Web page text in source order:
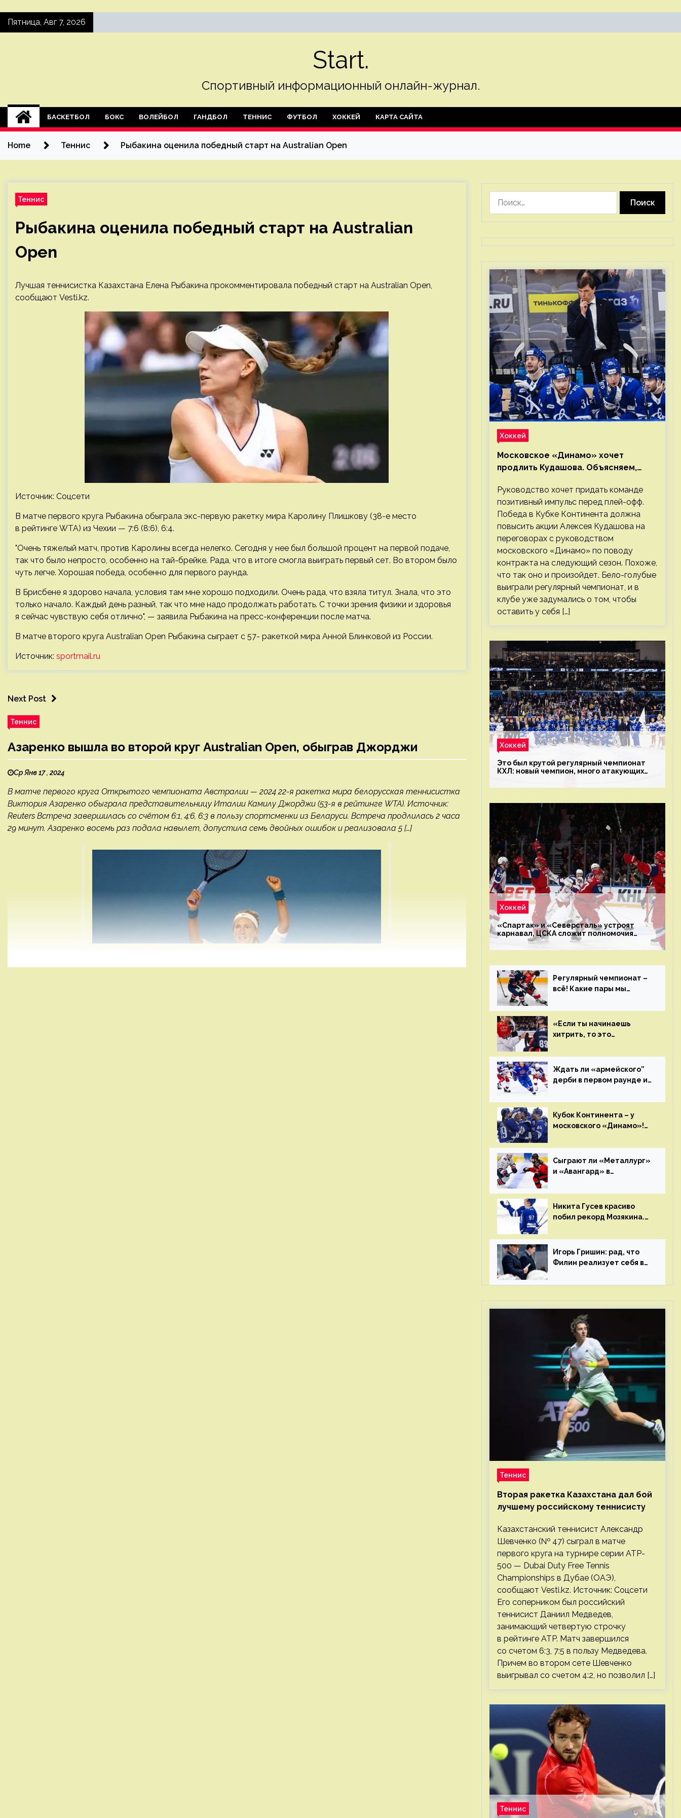
SkipПятница, Авг 7, 2026
Start.
Спортивный информационный онлайн-журнал.
БАСКЕТБОЛ БОКС ВОЛЕЙБОЛ ГАНДБОЛ ТЕННИС ФУТБОЛ ХОККЕЙ КАРТА САЙТА
Home Теннис Рыбакина оценила победный старт на Australian Open
Теннис
Рыбакина оценила победный старт на Australian
Open
Лучшая теннисистка Казахстана Елена Рыбакина прокомментировала победный старт на Australian Open,
сообщают Vesti.kz.
Источник: Соцсети
В матче первого круга Рыбакина обыграла экс-первую ракетку мира Каролину Плишкову (38-е место
в рейтинге WTA) из Чехии — 7:6 (8:6), 6:4.
"Очень тяжелый матч, против Каролины всегда нелегко. Сегодня у нее был большой процент на первой подаче,
так что было непросто, особенно на тай-брейке. Рада, что в итоге смогла выиграть первый сет. Во втором было
чуть легче. Хорошая победа, особенно для первого раунда.
В Брисбене я здорово начала, условия там мне хорошо подходили. Очень рада, что взяла титул. Знала, что это
только начало. Каждый день разный, так что мне надо продолжать работать. С точки зрения физики и здоровья
я сейчас чувствую себя отлично", — заявила Рыбакина на пресс-конференции после матча.
В матче второго круга Australian Open Рыбакина сыграет с 57- ракеткой мира Анной Блинковой из России.
Источник: sportmail.ru
Next Post
Теннис
Азаренко вышла во второй круг Australian Open, обыграв Джорджи
Ср Янв 17 , 2024
В матче первого круга Открытого чемпионата Австралии — 2024 22-я ракетка мира белорусская теннисистка
Виктория Азаренко обыграла представительницу Италии Камилу Джорджи (53-я в рейтинге WTA). Источник:
Reuters Встреча завершилась со счётом 6:1, 4:6, 6:3 в пользу спортсменки из Беларуси. Встреча продлилась 2 часа
29 минут. Азаренко восемь раз подала навылет, допустила семь двойных ошибок и реализовала 5 […]
Хоккей
Московское «Динамо» хочет
продлить Кудашова. Объясняем,
Руководство хочет придать команде
позитивный импульс перед плей-офф.
Победа в Кубке Континента должна
повысить акции Алексея Кудашова на
переговорах с руководством
московского «Динамо» по поводу
контракта на следующий сезон. Похоже,
что так оно и произойдет. Бело-голубые
выиграли регулярный чемпионат, и в
клубе уже задумались о том, чтобы
оставить у себя […]
Хоккей
Это был крутой регулярный чемпионат
КХЛ: новый чемпион, много атакующих
Хоккей
«Спартак» и «Северсталь» устроят
карнавал, ЦСКА сложит полномочия
чемпиона. Превью первого раунда плей-
офф на Западе
Регулярный чемпионат –
всё! Какие пары мы
«Если ты начинаешь
хитрить, то это
бумерангом»
Ждать ли «армейского”
дерби в первом раунде и
Главные интриги
последнего дня
«регулярки” КХЛ
Кубок Континента – у
московского «Динамо»!
за один сезон
Сыграют ли «Металлург»
и «Авангард» в
Никита Гусев красиво
побил рекорд Мозякина.
у Никиты еще много
Игорь Гришин: рад, что
Филин реализует себя в
что не стали загонять его
Теннис
Вторая ракетка Казахстана дал бой
лучшему российскому теннисисту
Казахстанский теннисист Александр
Шевченко (№ 47) сыграл в матче
первого круга на турнире серии ATP-
500 — Dubai Duty Free Tennis
Championships в Дубае (ОАЭ),
сообщают Vesti.kz. Источник: Соцсети
Его соперником был российский
теннисист Даниил Медведев,
занимающий четвертую строчку
в рейтинге ATP. Матч завершился
со счетом 6:3, 7:5 в пользу Медведева.
Причем во втором сете Шевченко
выигрывал со счетом 4:2, но позволил […]
Теннис